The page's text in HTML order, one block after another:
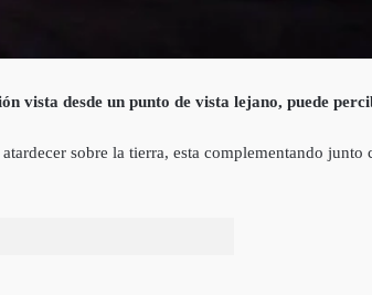
desde un punto de vista lejano, puede
sobre la tierra, esta complementando